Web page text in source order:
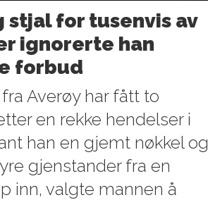
stjal for tusenvis av
ignorerte han
forbud
Averøy har fått to
en rekke hendelser i
han en gjemt nøkkel og
gjenstander fra en
inn, valgte mannen å